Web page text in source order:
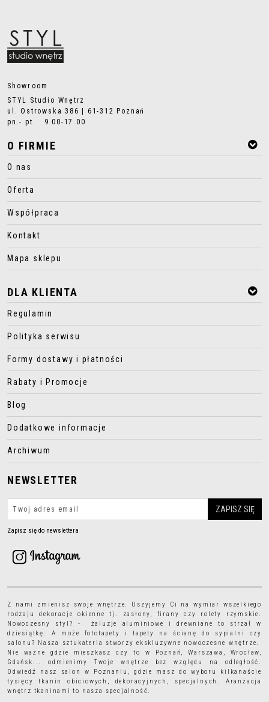
Showroom
STYL Studio Wnętrz
ul. Ostrowska 386 | 61-312 Poznań
pn.- pt. 9.00-17.00
O FIRMIE
O nas
Oferta
Współpraca
Kontakt
Mapa sklepu
DLA KLIENTA
Regulamin
Polityka serwisu
Formy dostawy i płatności
Rabaty i Promocje
Blog
Dodatkowe informacje
Archiwum
NEWSLETTER
Zapisz się do newslettera
Z nami zmienisz swoje wnętrze. Uszyjemy Ci na wymiar wszelkiego
rodzajudekoracje okienne tj. zasłony, firany czy rolety rzymskie.
Nowoczesny styl? - żaluzje aluminiowe i drewniane to strzał w
dziesiątkę. A może fototapety i tapety
na ścianę do sypialni czy
salonu? Nasza sztukateria stworzy ekskluzywne nowoczesne wnętrze.
Nie ważne gdzie mieszkasz czy to w Poznań, Warszawa, Wrocław,
Gdańsk... odmienimy Twoje wnętrze bez względu na odległość.
Odwiedź nasz salon w Poznaniu, gdzie masz do wyboru kilkanaście
tysięcytkanin obiciowych , dekoracyjnych, specjalnych. Aranżacja
wnętrz tkaninami to nasza specjalność.